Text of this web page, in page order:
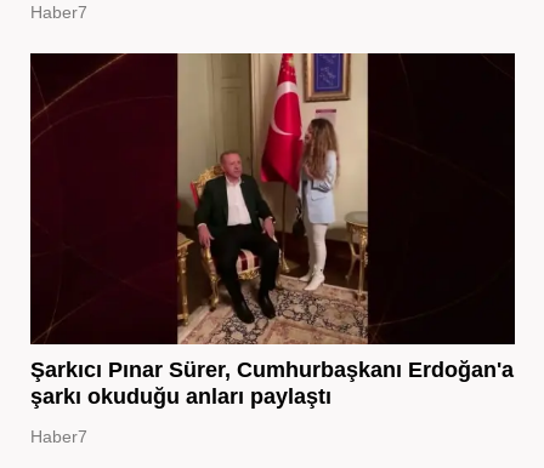
Haber7
Şarkıcı Pınar Sürer, Cumhurbaşkanı Erdoğan'a
şarkı okuduğu anları paylaştı
Haber7